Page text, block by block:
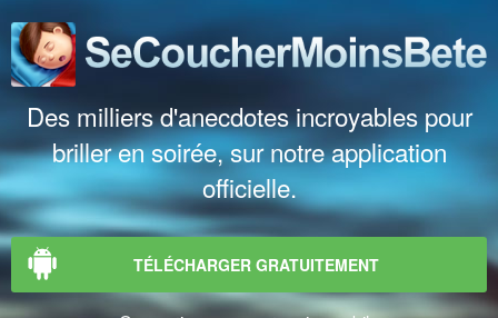
Des milliers d'anecdotes incroyables pour
briller en soirée, sur notre application
officielle.
TÉLÉCHARGER GRATUITEMENT